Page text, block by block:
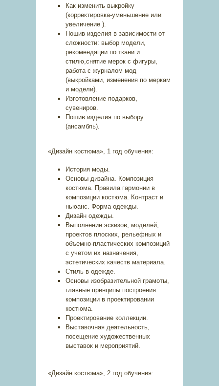
Как изменить выкройку
(корректировка-уменьшение или
увеличение ).
Пошив изделия в зависимости от
сложности: выбор модели,
рекомендации по ткани и
стилю,снятие мерок с фигуры,
работа с журналом мод
(выкройками, изменения по меркам
и модели).
Изготовление подарков,
сувениров.
Пошив изделия по выбору
(ансамбль).
«Дизайн костюма», 1 год обучения:
История моды.
Основы дизайна. Композиция
костюма. Правила гармонии в
композиции костюма. Контраст и
ньюанс. Форма одежды.
Дизайн одежды.
Выполнение эскизов, моделей,
проектов плоских, рельефных и
объемно-пластических композиций
с учетом их назначения,
эстетических качеств материала.
Стиль в одежде.
Основы изобразительной грамоты,
главные принципы построения
композиции в проектировании
костюма.
Проектирование коллекции.
Выставочная деятельность,
посещение художественных
выставок и мероприятий.
«Дизайн костюма», 2 год обучения: